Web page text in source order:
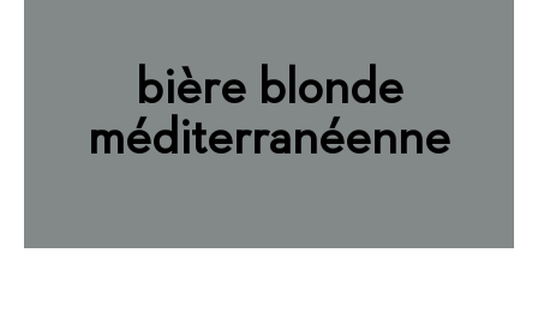
bière blonde
méditerranéenne